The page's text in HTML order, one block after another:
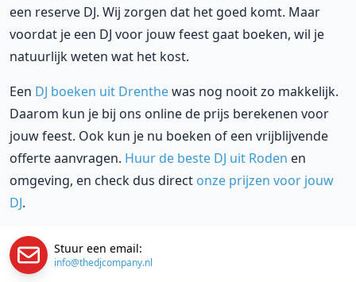
een reserve DJ. Wij zorgen dat het goed komt. Maar
voordat je een DJ voor jouw feest gaat boeken, wil je
natuurlijk weten wat het kost.
Een DJ boeken uit Drenthewas nog nooit zo makkelijk.
Daarom kun je bij ons online de prijs berekenen voor
jouw feest. Ook kun je nu boeken of een vrijblijvende
offerte aanvragen. Huur de beste DJ uit Roden en
omgeving, en check dus direct onze prijzen voor jouw
DJ.
Stuur een email:
info@thedjcompany.nl